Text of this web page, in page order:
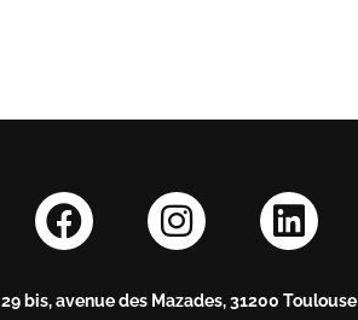
29 bis, avenue des Mazades, 31200 Toulouse